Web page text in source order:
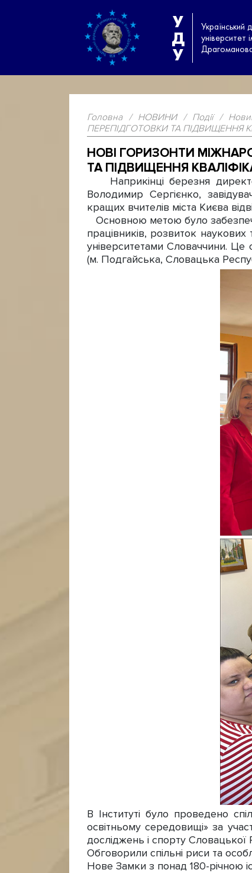
У
Д
У
Український
університет
Головна / НОВИНИ / Події /
ПЕРЕПІДГОТОВКИ ТА ПІДВИЩЕННЯ
НОВІ ГОРИЗОНТИ
ТА ПІДВИЩЕННЯ
Наприкінці березня
Володимир Сергієнко,
кращих вчителів міста Києва
Основною метою було
працівників, розвиток наукових
університетами Словаччини. Це
(м. Подгайська, Словацька
В Інституті було проведено
освітньому середовищі» за
досліджень і спорту Словацької
Обговорили спільні риси та
Нове Замки з понад 180-річною